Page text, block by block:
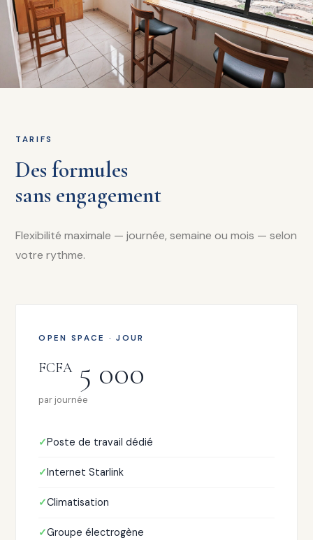
TARIFS
Des formules
sans engagement
Flexibilité maximale — journée, semaine ou mois — selon
votre rythme.
OPEN SPACE · JOUR
FCFA5 000
par journée
Poste de travail dédié
Internet Starlink
Climatisation
Groupe électrogène